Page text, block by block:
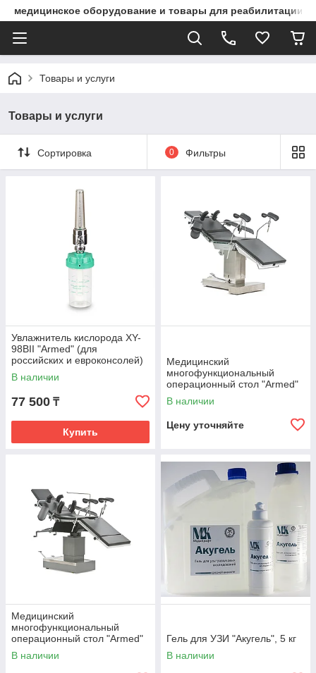
медицинское оборудование и товары для реабилитации
Товары и услуги
Товары и услуги
Сортировка 0 Фильтры
Увлажнитель кислорода XY-
98BII "Armed" (для
российских и евроконсолей)
(стандарт DIN)
(автоклавируемый)
В наличии
77 500 ₸
Купить
Медицинский
многофункциональный
операционный стол "Armed"
ST-IV
В наличии
Цену уточняйте
Медицинский
многофункциональный
операционный стол "Armed"
ST-III
В наличии
Гель для УЗИ "Акугель", 5 кг
В наличии